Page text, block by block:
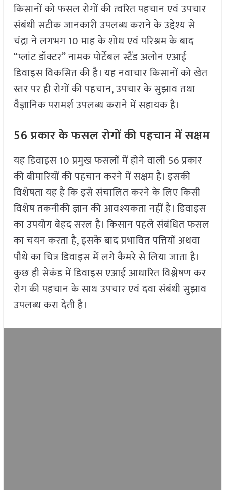
किसानों को फसल रोगों की त्वरित पहचान एवं उपचार
संबंधी सटीक जानकारी उपलब्ध कराने के उद्देश्य से
चंद्रा ने लगभग 10 माह के शोध एवं परिश्रम के बाद
“प्लांट डॉक्टर” नामक पोर्टेबल स्टैंड अलोन एआई
डिवाइस विकसित की है। यह नवाचार किसानों को खेत
स्तर पर ही रोगों की पहचान, उपचार के सुझाव तथा
वैज्ञानिक परामर्श उपलब्ध कराने में सहायक है।
56 प्रकार के फसल रोगों की पहचान में सक्षम
यह डिवाइस 10 प्रमुख फसलों में होने वाली 56 प्रकार
की बीमारियों की पहचान करने में सक्षम है। इसकी
विशेषता यह है कि इसे संचालित करने के लिए किसी
विशेष तकनीकी ज्ञान की आवश्यकता नहीं है। डिवाइस
का उपयोग बेहद सरल है। किसान पहले संबंधित फसल
का चयन करता है, इसके बाद प्रभावित पत्तियों अथवा
पौधे का चित्र डिवाइस में लगे कैमरे से लिया जाता है।
कुछ ही सेकंड में डिवाइस एआई आधारित विश्लेषण कर
रोग की पहचान के साथ उपचार एवं दवा संबंधी सुझाव
उपलब्ध करा देती है।